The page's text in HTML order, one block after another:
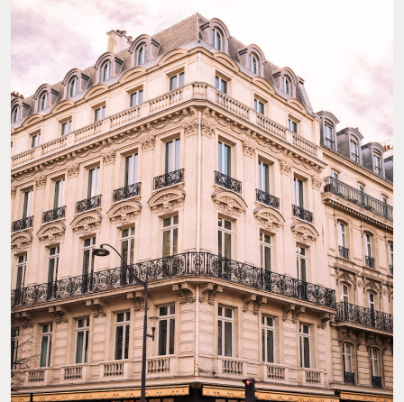
L’AVENTURE. FOTO: CORTESÍA